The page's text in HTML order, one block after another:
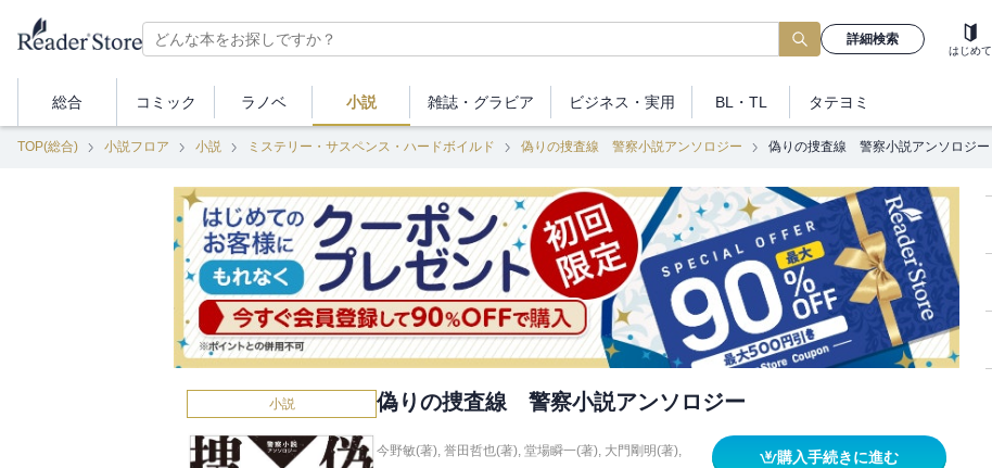
詳細検索
はじめて
総合 コミック ラノベ 小説 雑誌・ グラビア ビジネス ・実用 BL・TL タテヨミ
TOP(総合) 小説フロア 小説 ミステリー・サスペンス・ハードボイルド 偽りの捜査線 警察小説アンソロジー 偽りの捜査線 警察小説アンソロジー
小説 偽りの捜査線 警察小説アンソロジー
今野敏(著), 誉田哲也(著), 堂場瞬一(著), 大門剛明(著),
購入手続きに進む